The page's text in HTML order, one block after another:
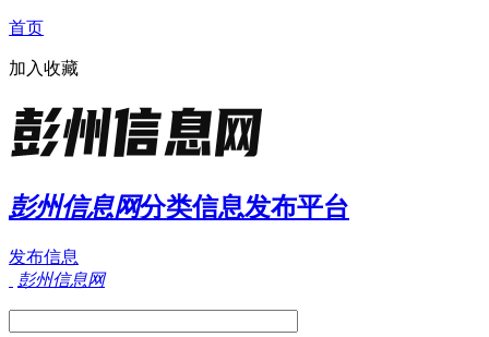
首页
加入收藏
彭州信息网分类信息发布平台
发布信息
彭州信息网